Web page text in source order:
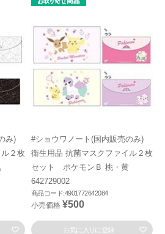
み)
２枚
#ショウワノート(国内販売のみ)
衛生用品 抗菌マスクファイル２枚
セット ポケモンＢ 桃・黄
642729002
商品コード:4901772642084
小売価格 ¥500
お気に入りに登録